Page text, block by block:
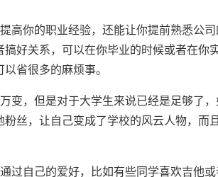
高你的职业经验，还能让你提前熟悉公
好关系，可以在你毕业的时候或者在你
省很多的麻烦事。
变，但是对于大学生来说已经是足够了
丝，让自己变成了学校的风云人物，而
过自己的爱好，比如有些同学喜欢吉他